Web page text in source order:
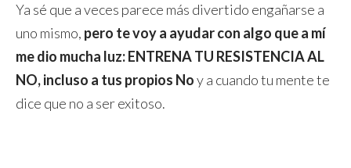
Ya sé que a veces parece más divertido engañarse a
uno mismo, pero te voy a ayudar con algo que a mí
me dio mucha luz: ENTRENA TU RESISTENCIA AL
NO, incluso a tus propios Noy a cuando tu mente te
dice que no a ser exitoso.